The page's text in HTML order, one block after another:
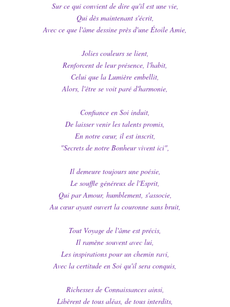
Sur ce qui convient de dire qu'il est une vie,
Qui dès maintenant s'écrit,
Avec ce que l'âme dessine près d'une Étoile Amie,
Jolies couleurs se lient,
Renforcent de leur présence, l'habit,
Celui que la Lumière embellit,
Alors, l'être se voit paré d'harmonie,
Confiance en Soi induit,
De laisser venir les talents promis,
En notre cœur, il est inscrit,
"Secrets de notre Bonheur vivent ici",
Il demeure toujours une poésie,
Le souffle généreux de l'Esprit,
Qui par Amour, humblement, s'associe,
Au cœur ayant ouvert la couronne sans bruit,
Tout Voyage de l'âme est précis,
Il ramène souvent avec lui,
Les inspirations pour un chemin ravi,
Avec la certitude en Soi qu'il sera conquis,
Richesses de Connaissances ainsi,
Libèrent de tous aléas, de tous interdits,